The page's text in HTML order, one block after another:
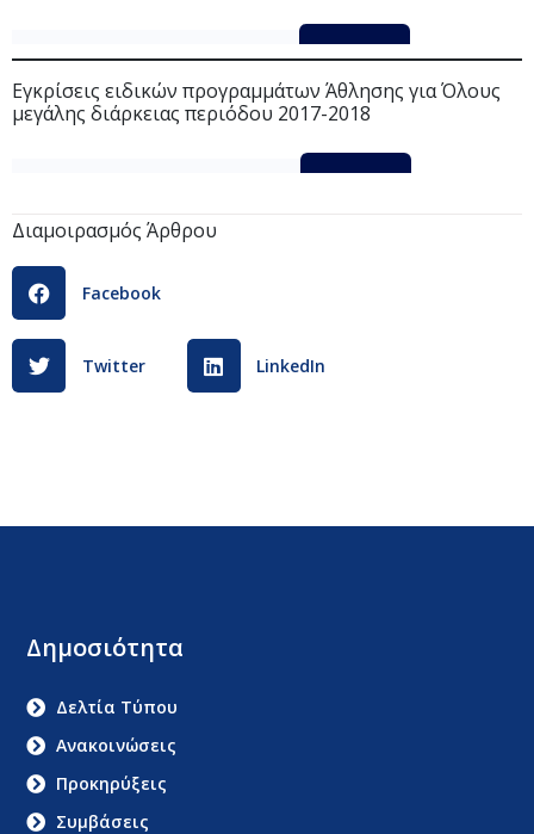
ΕΓΚΡΙΣΕΙΣ_-ΓΕΝΙΚΩΝ-2017-18
Λήψη
Εγκρίσεις ειδικών προγραμμάτων Άθλησης για Όλους
μεγάλης διάρκειας περιόδου 2017-2018
Διαμοιρασμός Άρθρου
Facebook
Twitter LinkedIn
Δημοσιότητα
Δελτία Τύπου
Ανακοινώσεις
Προκηρύξεις
Συμβάσεις